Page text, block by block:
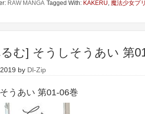
RAW MANGA Tagged With: KAKERU, 魔法少女プ
む] そうしそうあい 第
by Dl-Zip
うあい 第01-06巻